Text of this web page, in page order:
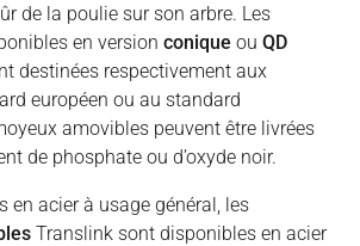
de la poulie sur son arbre. Les
en version conique ou QD
destinées respectivement aux
européen ou au standard
amovibles peuvent être livrées
de phosphate ou d’oxyde noir.
en acier à usage général, les
Translink sont disponibles en acier